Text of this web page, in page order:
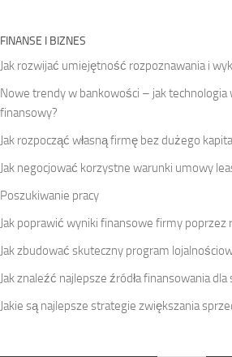
FINANSE I BIZNES
Jak rozwijać umiejętność rozpoznawania i
Nowe trendy w bankowości – jak technologia
finansowy?
Jak rozpocząć własną firmę bez dużego
Jak negocjować korzystne warunki umowy
Poszukiwanie pracy
Jak poprawić wyniki finansowe firmy poprzez
Jak zbudować skuteczny program
Jak znaleźć najlepsze źródła finansowania
Jakie są najlepsze strategie zwiększania